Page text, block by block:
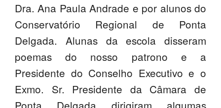
@parlamentodosjovens_esaq
@esaq.erasmus
@oficina.do.largo
@clube_robotica.esaq
Dra. Ana Paula Andrade e por alunos do
Conservatório Regional de Ponta
Delgada. Alunas da escola disseram
poemas do nosso patrono e a
Presidente do Conselho Executivo e o
Exmo. Sr. Presidente da Câmara de